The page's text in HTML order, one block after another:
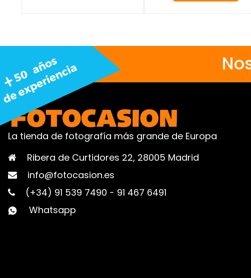
La tienda de fotografía más grande de Europa
Ribera de Curtidores 22, 28005 Madrid
info@fotocasion.es
(+34) 91 539 7490 - 91 467 6491
Whatsapp